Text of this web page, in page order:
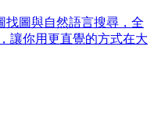
找圖與自然語言搜尋，全
讓你用更直覺的方式在大